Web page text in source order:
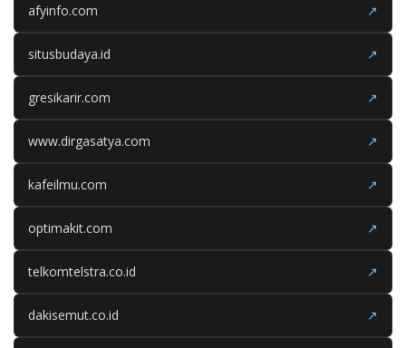
afyinfo.com ↗
situsbudaya.id ↗
gresikarir.com ↗
www.dirgasatya.com ↗
kafeilmu.com ↗
optimakit.com ↗
telkomtelstra.co.id ↗
dakisemut.co.id ↗